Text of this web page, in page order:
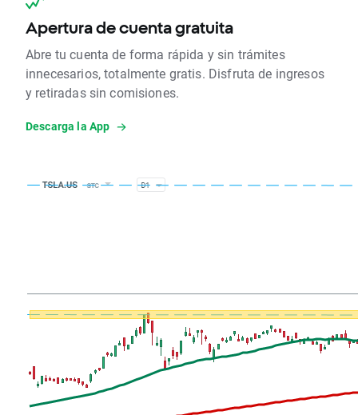
Apertura de cuenta gratuita
Abre tu cuenta de forma rápida y sin trámites
innecesarios, totalmente gratis. Disfruta de ingresos
y retiradas sin comisiones.
Descarga la App